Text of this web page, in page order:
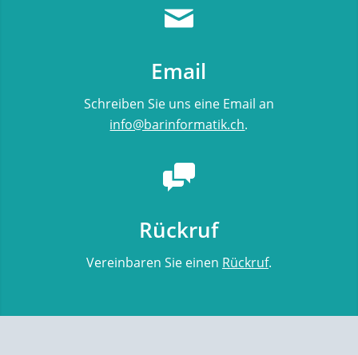
Email
Schreiben Sie uns eine Email an
info@barinformatik.ch.
Rückruf
Vereinbaren Sie einen Rückruf.